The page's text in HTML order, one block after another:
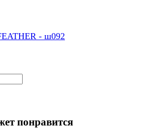
- ш092
понравится